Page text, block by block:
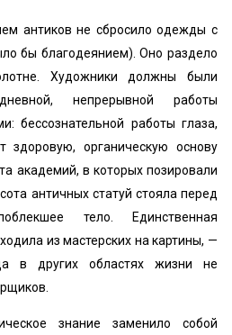
антиков не сбросило одежды с
бы благодеянием). Оно раздело
Художники должны были
непрерывной работы
бессознательной работы глаза,
здоровую, органическую основу
академий, в которых позировали
античных статуй стояла перед
тело. Единственная
из мастерских на картины, —
в других областях жизни не
знание заменило собой